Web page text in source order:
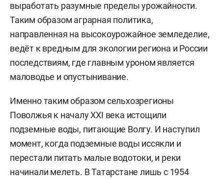
выработать разумные пределы урожайности.
Таким образом аграрная политика,
направленная на высокоурожайное земледелие,
ведёт к вредным для экологии региона и России
последствиям, где главным уроном является
маловодье и опустынивание.
Именно таким образом сельхозрегионы
Поволжья к началу XXI века истощили
подземные воды, питающие Волгу. И наступил
момент, когда подземные воды иссякли и
перестали питать малые водотоки, и реки
начинали мелеть. В Татарстане лишь с 1954